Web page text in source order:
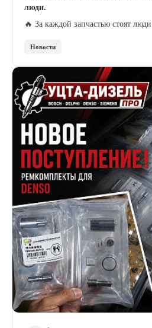
люди.
🔥 За каждой запчастью стоят люди
Новости